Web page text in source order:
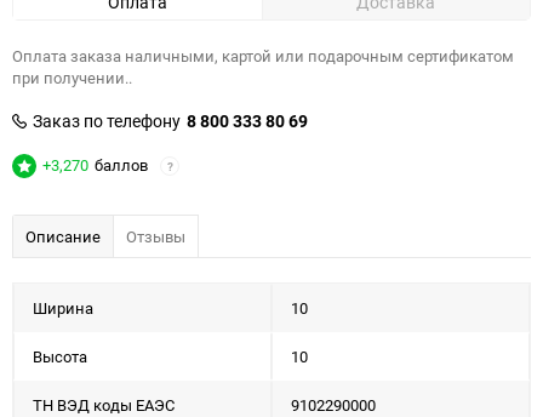
Оплата заказа наличными, картой или подарочным сертификатом
при получении..
Заказ по телефону 8 800 333 80 69
+3,270 баллов ?
Описание Отзывы
Ширина 10
Высота 10
ТН ВЭД коды ЕАЭС 9102290000